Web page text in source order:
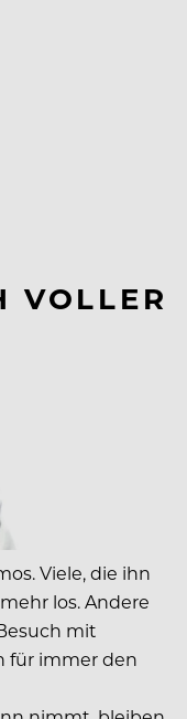
VOLLER
Viele, die ihn
los. Andere
mit
für immer den